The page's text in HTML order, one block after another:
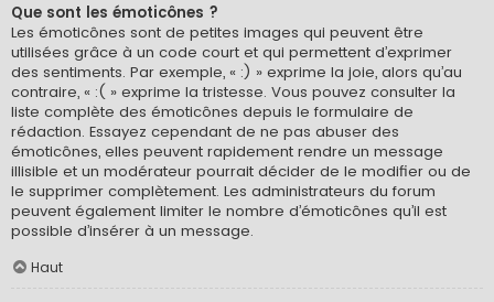
Que sont les émoticônes ?
Les émoticônes sont de petites images qui peuvent être
utilisées grâce à un code court et qui permettent d’exprimer
des sentiments. Par exemple, « :) » exprime la joie, alors qu’au
contraire, « :( » exprime la tristesse. Vous pouvez consulter la
liste complète des émoticônes depuis le formulaire de
rédaction. Essayez cependant de ne pas abuser des
émoticônes, elles peuvent rapidement rendre un message
illisible et un modérateur pourrait décider de le modifier ou de
le supprimer complètement. Les administrateurs du forum
peuvent également limiter le nombre d’émoticônes qu’il est
possible d’insérer à un message.
Haut